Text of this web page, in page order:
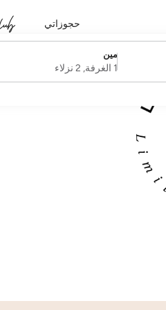
حجوزاتي
مين
Username1 الغرفة, 2 نزلاء